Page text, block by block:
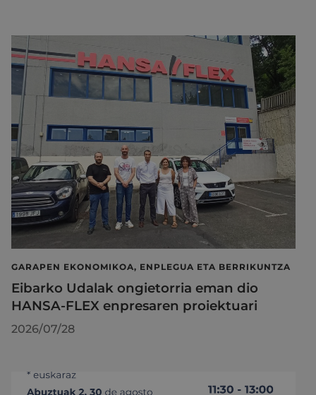
GARAPEN EKONOMIKOA, ENPLEGUA ETA BERRIKUNTZA
Eibarko Udalak ongietorria eman dio
HANSA-FLEX enpresaren proiektuari
2026/07/28